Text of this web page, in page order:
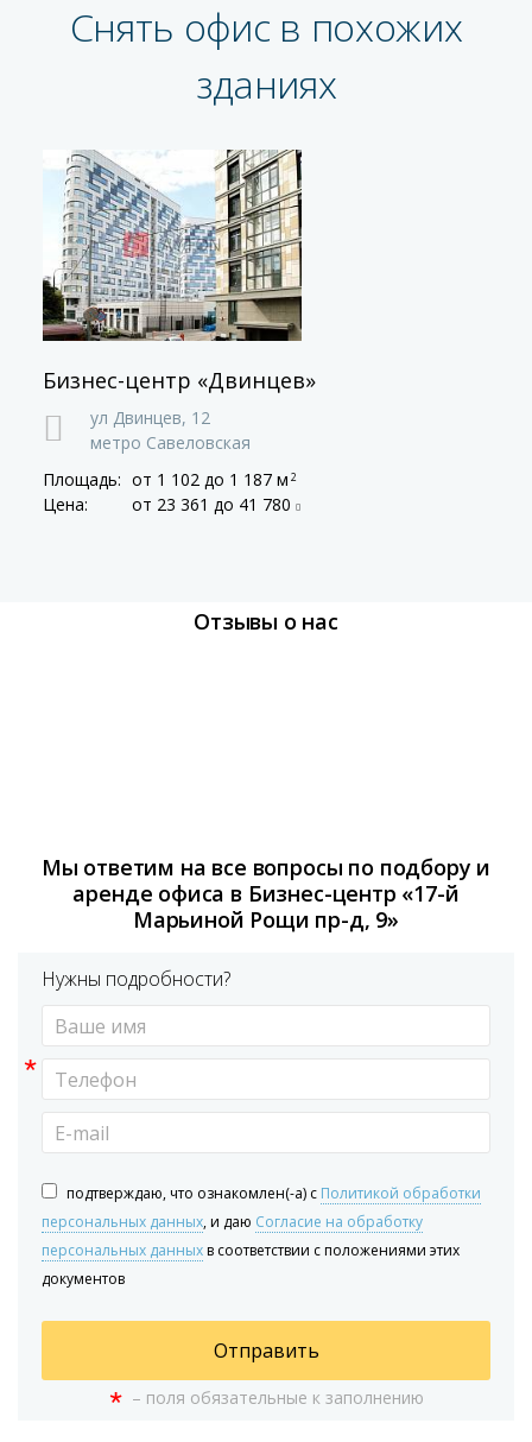
Снять офис в похожих
зданиях
Бизнес-центр «Двинцев»
ул Двинцев, 12
метро Савеловская
Площадь: от 1 102 до 1 187 м 2
Цена: от 23 361 до 41 780
Отзывы о нас
Мы ответим на все вопросы по подбору и
аренде офиса в Бизнес-центр «17-й
Марьиной Рощи пр-д, 9»
Нужны подробности?
*
подтверждаю, что ознакомлен(-а) с Политикой обработки
персональных данных, и даю Согласие на обработку
персональных данныхв соответствии с положениями этих
документов
Отправить
* – поля обязательные к заполнению